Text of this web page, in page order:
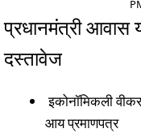
प्रधानमंत्री
दस्तावेज
इकोनॉमिकली
आय प्रमाणपत्र